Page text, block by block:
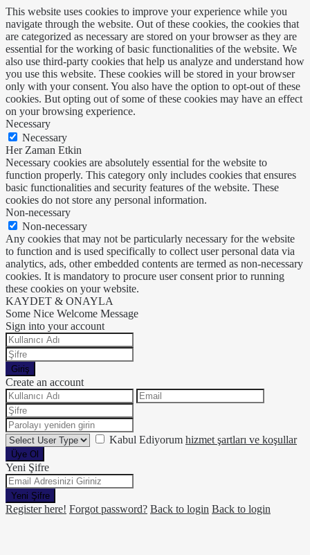
This website uses cookies to improve your experience while you
navigate through the website. Out of these cookies, the cookies that
are categorized as necessary are stored on your browser as they are
essential for the working of basic functionalities of the website. We
also use third-party cookies that help us analyze and understand how
you use this website. These cookies will be stored in your browser
only with your consent. You also have the option to opt-out of these
cookies. But opting out of some of these cookies may have an effect
on your browsing experience.
Necessary
Necessary
Her Zaman Etkin
Necessary cookies are absolutely essential for the website to
function properly. This category only includes cookies that ensures
basic functionalities and security features of the website. These
cookies do not store any personal information.
Non-necessary
Non-necessary
Any cookies that may not be particularly necessary for the website
to function and is used specifically to collect user personal data via
analytics, ads, other embedded contents are termed as non-necessary
cookies. It is mandatory to procure user consent prior to running
these cookies on your website.
KAYDET & ONAYLA
Some Nice Welcome Message
Sign into your account
Giriş
Create an account
Kabul Ediyorum hizmet şartları ve koşullar
Üye Ol
Yeni Şifre
Yeni Şifre
Register here! Forgot password? Back to login Back to login